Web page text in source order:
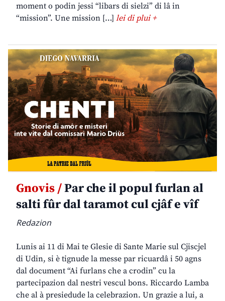
moment o podin jessi “libars di sielzi” di lâ in
“mission”. Une mission […] lei di plui +
Gnovis /Par che il popul furlan al
salti fûr dal taramot cul cjâf e vîf
Redazion
Lunis ai 11 di Mai te Glesie di Sante Marie sul Cjiscjel
di Udin, si è tignude la messe par ricuardâ i 50 agns
dal document “Ai furlans che a crodin” cu la
partecipazion dal nestri vescul bons. Riccardo Lamba
che al à presiedude la celebrazion. Un grazie a lui, a